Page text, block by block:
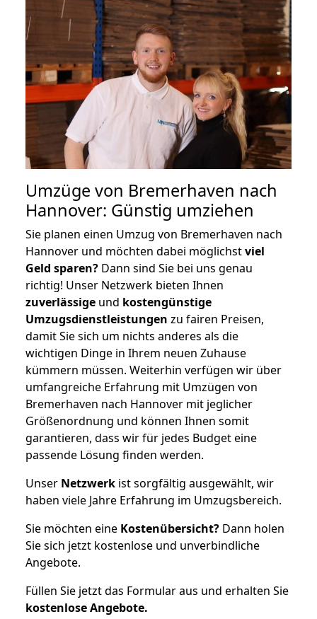
Umzüge von Bremerhaven nach
Hannover: Günstig umziehen
Sie planen einen Umzug von Bremerhaven nach
Hannover und möchten dabei möglichstviel
Geld sparen? Dann sind Sie bei uns genau
richtig! Unser Netzwerk bieten Ihnen
zuverlässige und kostengünstige
Umzugsdienstleistungen zu fairen Preisen,
damit Sie sich um nichts anderes als die
wichtigen Dinge in Ihrem neuen Zuhause
kümmern müssen. Weiterhin verfügen wir über
umfangreiche Erfahrung mit Umzügen von
Bremerhaven nach Hannover mit jeglicher
Größenordnung und können Ihnen somit
garantieren, dass wir für jedes Budget eine
passende Lösung finden werden.
Unser Netzwerk ist sorgfältig ausgewählt, wir
haben viele Jahre Erfahrung im Umzugsbereich.
Sie möchten eine Kostenübersicht? Dann holen
Sie sich jetzt kostenlose und unverbindliche
Angebote.
Füllen Sie jetzt das Formular aus und erhalten Sie
kostenloseAngebote.